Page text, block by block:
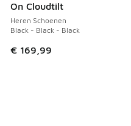
On Cloudtilt
Heren Schoenen
Black - Black - Black
€ 169,99